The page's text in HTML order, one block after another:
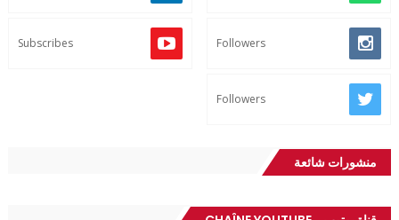
Followers
Subscribes
Followers
منشورات شائعة